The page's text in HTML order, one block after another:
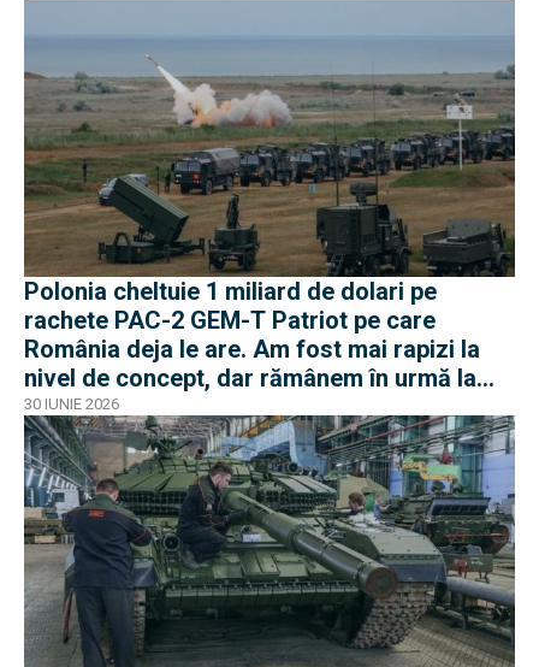
Polonia cheltuie 1 miliard de dolari pe
rachete PAC-2 GEM-T Patriot pe care
România deja le are. Am fost mai rapizi la
nivel de concept, dar rămânem în urmă la
negocieri și industrie
30 IUNIE 2026